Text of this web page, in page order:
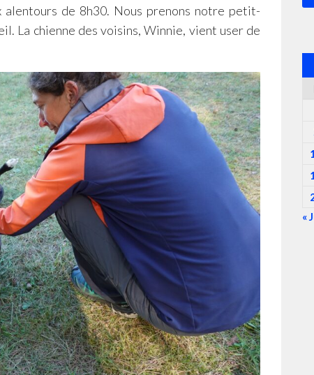
de 8h30. Nous prenons notre petit-
La chienne des voisins, Winnie, vient user de
«